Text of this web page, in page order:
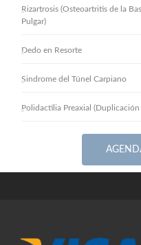
Rizartrosis (Osteoartritis de la
Pulgar)
Dedo en Resorte
Sindrome del Túnel Carpiano
Polidactilia Preaxial (Duplicación